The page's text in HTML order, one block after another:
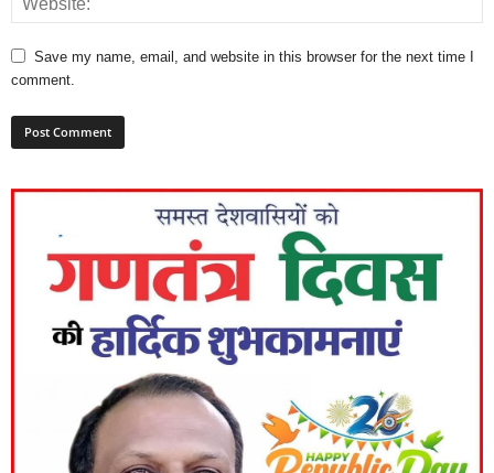
Save my name, email, and website in this browser for the next time I
comment.